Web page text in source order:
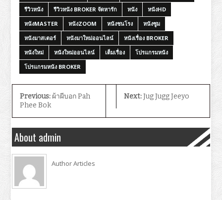
รีวิวหนัง
รีวิวหนัง BROKER จัดหารัก หนัง
หนังHD
หนังMASTER
หนังZOOM หนังชนโรง
หนังซูม
หนังมาสเตอร์
หนังมาใหม่ออนไลน์
หนังเรื่อง BROKER
หนังใหม่
หนังใหม่ออนไลน์ เต็มเรื่อง
โปรแกรมหนัง
โปรแกรมหนัง BROKER
Previous: ผ้าผีบอก Pah
Phee Bok
Next:Jug Jugg Jeeyo
About admin
Author Articles